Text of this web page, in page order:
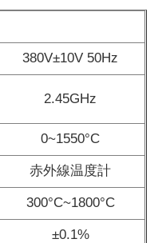
380V±10V 50Hz
2.45GHz
0~1550°C
赤外線温度計
300°C~1800°C
±0.1%